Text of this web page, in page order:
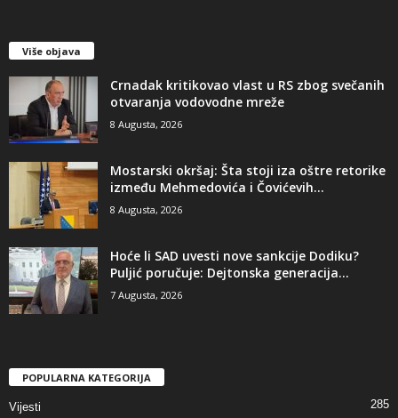
Više objava
​Crnadak kritikovao vlast u RS zbog svečanih
otvaranja vodovodne mreže
8 Augusta, 2026
Mostarski okršaj: Šta stoji iza oštre retorike
između Mehmedovića i Čovićevih...
8 Augusta, 2026
​Hoće li SAD uvesti nove sankcije Dodiku?
Puljić poručuje: Dejtonska generacija...
7 Augusta, 2026
POPULARNA KATEGORIJA
Vijesti 285